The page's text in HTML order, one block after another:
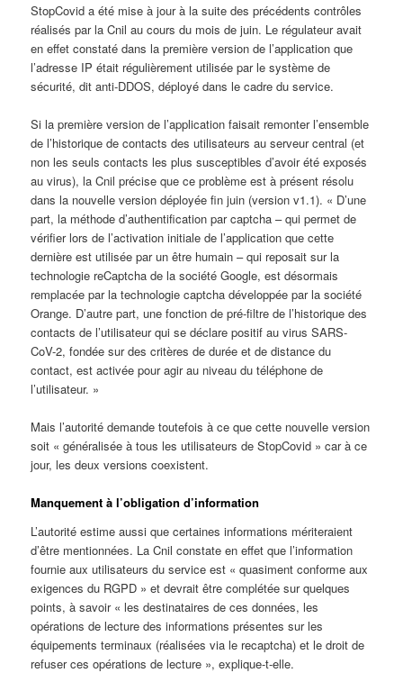
StopCovid a été mise à jour à la suite des précédents contrôles
réalisés par la Cnil au cours du mois de juin. Le régulateur avait
en effet constaté dans la première version de l’application que
l’adresse IP était régulièrement utilisée par le système de
sécurité, dit anti-DDOS, déployé dans le cadre du service.
Si la première version de l’application faisait remonter l’ensemble
de l’historique de contacts des utilisateurs au serveur central (et
non les seuls contacts les plus susceptibles d’avoir été exposés
au virus), la Cnil précise que ce problème est à présent résolu
dans la nouvelle version déployée fin juin (version v1.1). « D’une
part, la méthode d’authentification par captcha – qui permet de
vérifier lors de l’activation initiale de l’application que cette
dernière est utilisée par un être humain – qui reposait sur la
technologie reCaptcha de la société Google, est désormais
remplacée par la technologie captcha développée par la société
Orange. D’autre part, une fonction de pré-filtre de l’historique des
contacts de l’utilisateur qui se déclare positif au virus SARS-
CoV-2, fondée sur des critères de durée et de distance du
contact, est activée pour agir au niveau du téléphone de
l’utilisateur. »
Mais l’autorité demande toutefois à ce que cette nouvelle version
soit « généralisée à tous les utilisateurs de StopCovid » car à ce
jour, les deux versions coexistent.
Manquement à l’obligation d’information
L’autorité estime aussi que certaines informations mériteraient
d’être mentionnées. La Cnil constate en effet que l’information
fournie aux utilisateurs du service est « quasiment conforme aux
exigences du RGPD » et devrait être complétée sur quelques
points, à savoir « les destinataires de ces données, les
opérations de lecture des informations présentes sur les
équipements terminaux (réalisées via le recaptcha) et le droit de
refuser ces opérations de lecture », explique-t-elle.